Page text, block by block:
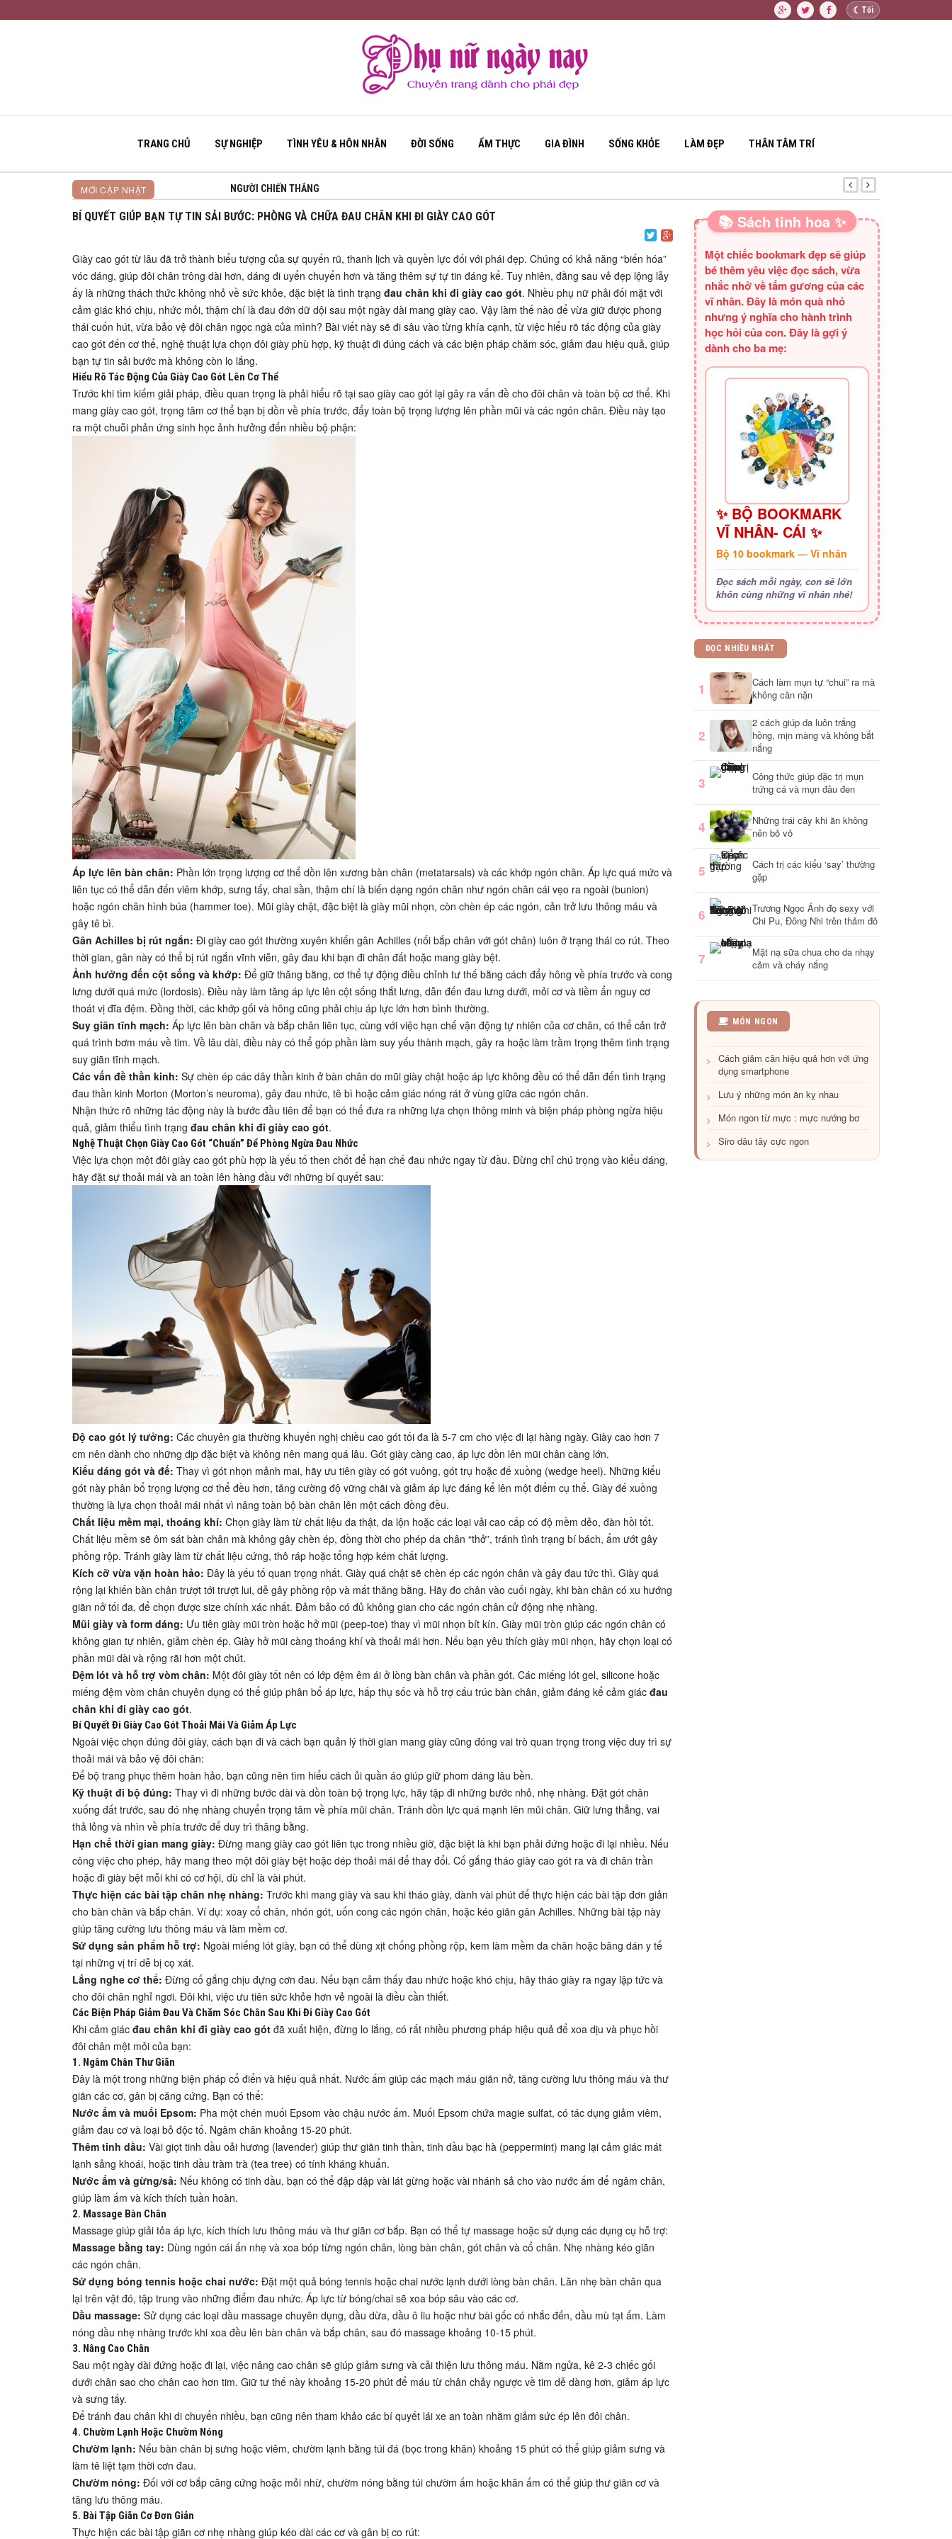
☾ Tối
TRANG CHỦ SỰ NGHIỆP TÌNH YÊU & HÔN NHÂN ĐỜI SỐNG ẨM THỰC GIA ĐÌNH SỐNG KHỎE LÀM ĐẸP THÂN TÂM TRÍ
MỚI CẬP NHẬT NGƯỜI CHIẾN THẮNG
BÍ QUYẾT GIÚP BẠN TỰ TIN SẢI BƯỚC: PHÒNG VÀ CHỮA ĐAU CHÂN KHI ĐI GIÀY CAO GÓT
Giày cao gót từ lâu đã trở thành biểu tượng của sự quyến rũ, thanh lịch và quyền lực đối với phái đẹp. Chúng có khả năng “biến hóa”
vóc dáng, giúp đôi chân trông dài hơn, dáng đi uyển chuyển hơn và tăng thêm sự tự tin đáng kể. Tuy nhiên, đằng sau vẻ đẹp lộng lẫy
ấy là những thách thức không nhỏ về sức khỏe, đặc biệt là tình trạng đau chân khi đi giày cao gót. Nhiều phụ nữ phải đối mặt với
cảm giác khó chịu, nhức mỏi, thậm chí là đau đớn dữ dội sau một ngày dài mang giày cao. Vậy làm thế nào để vừa giữ được phong
thái cuốn hút, vừa bảo vệ đôi chân ngọc ngà của mình? Bài viết này sẽ đi sâu vào từng khía cạnh, từ việc hiểu rõ tác động của giày
cao gót đến cơ thể, nghệ thuật lựa chọn đôi giày phù hợp, kỹ thuật đi đúng cách và các biện pháp chăm sóc, giảm đau hiệu quả, giúp
bạn tự tin sải bước mà không còn lo lắng.
Hiểu Rõ Tác Động Của Giày Cao Gót Lên Cơ Thể
Trước khi tìm kiếm giải pháp, điều quan trọng là phải hiểu rõ tại sao giày cao gót lại gây ra vấn đề cho đôi chân và toàn bộ cơ thể. Khi
mang giày cao gót, trọng tâm cơ thể bạn bị dồn về phía trước, đẩy toàn bộ trọng lượng lên phần mũi và các ngón chân. Điều này tạo
ra một chuỗi phản ứng sinh học ảnh hưởng đến nhiều bộ phận:
Áp lực lên bàn chân: Phần lớn trọng lượng cơ thể dồn lên xương bàn chân (metatarsals) và các khớp ngón chân. Áp lực quá mức và
liên tục có thể dẫn đến viêm khớp, sưng tấy, chai sần, thậm chí là biến dạng ngón chân như ngón chân cái vẹo ra ngoài (bunion)
hoặc ngón chân hình búa (hammer toe). Mũi giày chật, đặc biệt là giày mũi nhọn, còn chèn ép các ngón, cản trở lưu thông máu và
gây tê bì.
Gân Achilles bị rút ngắn: Đi giày cao gót thường xuyên khiến gân Achilles (nối bắp chân với gót chân) luôn ở trạng thái co rút. Theo
thời gian, gân này có thể bị rút ngắn vĩnh viễn, gây đau khi bạn đi chân đất hoặc mang giày bệt.
Ảnh hưởng đến cột sống và khớp: Để giữ thăng bằng, cơ thể tự động điều chỉnh tư thế bằng cách đẩy hông về phía trước và cong
lưng dưới quá mức (lordosis). Điều này làm tăng áp lực lên cột sống thắt lưng, dẫn đến đau lưng dưới, mỏi cơ và tiềm ẩn nguy cơ
thoát vị đĩa đệm. Đồng thời, các khớp gối và hông cũng phải chịu áp lực lớn hơn bình thường.
Suy giãn tĩnh mạch: Áp lực lên bàn chân và bắp chân liên tục, cùng với việc hạn chế vận động tự nhiên của cơ chân, có thể cản trở
quá trình bơm máu về tim. Về lâu dài, điều này có thể góp phần làm suy yếu thành mạch, gây ra hoặc làm trầm trọng thêm tình trạng
suy giãn tĩnh mạch.
Các vấn đề thần kinh: Sự chèn ép các dây thần kinh ở bàn chân do mũi giày chật hoặc áp lực không đều có thể dẫn đến tình trạng
đau thần kinh Morton (Morton’s neuroma), gây đau nhức, tê bì hoặc cảm giác nóng rát ở vùng giữa các ngón chân.
Nhận thức rõ những tác động này là bước đầu tiên để bạn có thể đưa ra những lựa chọn thông minh và biện pháp phòng ngừa hiệu
quả, giảm thiểu tình trạng đau chân khi đi giày cao gót.
Nghệ Thuật Chọn Giày Cao Gót “Chuẩn” Để Phòng Ngừa Đau Nhức
Việc lựa chọn một đôi giày cao gót phù hợp là yếu tố then chốt để hạn chế đau nhức ngay từ đầu. Đừng chỉ chú trọng vào kiểu dáng,
hãy đặt sự thoải mái và an toàn lên hàng đầu với những bí quyết sau:
Độ cao gót lý tưởng: Các chuyên gia thường khuyến nghị chiều cao gót tối đa là 5-7 cm cho việc đi lại hàng ngày. Giày cao hơn 7
cm nên dành cho những dịp đặc biệt và không nên mang quá lâu. Gót giày càng cao, áp lực dồn lên mũi chân càng lớn.
Kiểu dáng gót và đế: Thay vì gót nhọn mảnh mai, hãy ưu tiên giày có gót vuông, gót trụ hoặc đế xuồng (wedge heel). Những kiểu
gót này phân bổ trọng lượng cơ thể đều hơn, tăng cường độ vững chãi và giảm áp lực đáng kể lên một điểm cụ thể. Giày đế xuồng
thường là lựa chọn thoải mái nhất vì nâng toàn bộ bàn chân lên một cách đồng đều.
Chất liệu mềm mại, thoáng khí: Chọn giày làm từ chất liệu da thật, da lộn hoặc các loại vải cao cấp có độ mềm dẻo, đàn hồi tốt.
Chất liệu mềm sẽ ôm sát bàn chân mà không gây chèn ép, đồng thời cho phép da chân “thở”, tránh tình trạng bí bách, ẩm ướt gây
phồng rộp. Tránh giày làm từ chất liệu cứng, thô ráp hoặc tổng hợp kém chất lượng.
Kích cỡ vừa vặn hoàn hảo: Đây là yếu tố quan trọng nhất. Giày quá chật sẽ chèn ép các ngón chân và gây đau tức thì. Giày quá
rộng lại khiến bàn chân trượt tới trượt lui, dễ gây phồng rộp và mất thăng bằng. Hãy đo chân vào cuối ngày, khi bàn chân có xu hướng
giãn nở tối đa, để chọn được size chính xác nhất. Đảm bảo có đủ không gian cho các ngón chân cử động nhẹ nhàng.
Mũi giày và form dáng: Ưu tiên giày mũi tròn hoặc hở mũi (peep-toe) thay vì mũi nhọn bít kín. Giày mũi tròn giúp các ngón chân có
không gian tự nhiên, giảm chèn ép. Giày hở mũi càng thoáng khí và thoải mái hơn. Nếu bạn yêu thích giày mũi nhọn, hãy chọn loại có
phần mũi dài và rộng rãi hơn một chút.
Đệm lót và hỗ trợ vòm chân: Một đôi giày tốt nên có lớp đệm êm ái ở lòng bàn chân và phần gót. Các miếng lót gel, silicone hoặc
miếng đệm vòm chân chuyên dụng có thể giúp phân bổ áp lực, hấp thụ sốc và hỗ trợ cấu trúc bàn chân, giảm đáng kể cảm giác đau
chân khi đi giày cao gót.
Bí Quyết Đi Giày Cao Gót Thoải Mái Và Giảm Áp Lực
Ngoài việc chọn đúng đôi giày, cách bạn đi và cách bạn quản lý thời gian mang giày cũng đóng vai trò quan trọng trong việc duy trì sự
thoải mái và bảo vệ đôi chân:
Để bộ trang phục thêm hoàn hảo, bạn cũng nên tìm hiểu cách ủi quần áo giúp giữ phom dáng lâu bền.
Kỹ thuật đi bộ đúng: Thay vì đi những bước dài và dồn toàn bộ trọng lực, hãy tập đi những bước nhỏ, nhẹ nhàng. Đặt gót chân
xuống đất trước, sau đó nhẹ nhàng chuyển trọng tâm về phía mũi chân. Tránh dồn lực quá mạnh lên mũi chân. Giữ lưng thẳng, vai
thả lỏng và nhìn về phía trước để duy trì thăng bằng.
Hạn chế thời gian mang giày: Đừng mang giày cao gót liên tục trong nhiều giờ, đặc biệt là khi bạn phải đứng hoặc đi lại nhiều. Nếu
công việc cho phép, hãy mang theo một đôi giày bệt hoặc dép thoải mái để thay đổi. Cố gắng tháo giày cao gót ra và đi chân trần
hoặc đi giày bệt mỗi khi có cơ hội, dù chỉ là vài phút.
Thực hiện các bài tập chân nhẹ nhàng: Trước khi mang giày và sau khi tháo giày, dành vài phút để thực hiện các bài tập đơn giản
cho bàn chân và bắp chân. Ví dụ: xoay cổ chân, nhón gót, uốn cong các ngón chân, hoặc kéo giãn gân Achilles. Những bài tập này
giúp tăng cường lưu thông máu và làm mềm cơ.
Sử dụng sản phẩm hỗ trợ: Ngoài miếng lót giày, bạn có thể dùng xịt chống phồng rộp, kem làm mềm da chân hoặc băng dán y tế
tại những vị trí dễ bị cọ xát.
Lắng nghe cơ thể: Đừng cố gắng chịu đựng cơn đau. Nếu bạn cảm thấy đau nhức hoặc khó chịu, hãy tháo giày ra ngay lập tức và
cho đôi chân nghỉ ngơi. Đôi khi, việc ưu tiên sức khỏe hơn vẻ ngoài là điều cần thiết.
Các Biện Pháp Giảm Đau Và Chăm Sóc Chân Sau Khi Đi Giày Cao Gót
Khi cảm giác đau chân khi đi giày cao gót đã xuất hiện, đừng lo lắng, có rất nhiều phương pháp hiệu quả để xoa dịu và phục hồi
đôi chân mệt mỏi của bạn:
1. Ngâm Chân Thư Giãn
Đây là một trong những biện pháp cổ điển và hiệu quả nhất. Nước ấm giúp các mạch máu giãn nở, tăng cường lưu thông máu và thư
giãn các cơ, gân bị căng cứng. Bạn có thể:
Nước ấm và muối Epsom: Pha một chén muối Epsom vào chậu nước ấm. Muối Epsom chứa magie sulfat, có tác dụng giảm viêm,
giảm đau cơ và loại bỏ độc tố. Ngâm chân khoảng 15-20 phút.
Thêm tinh dầu: Vài giọt tinh dầu oải hương (lavender) giúp thư giãn tinh thần, tinh dầu bạc hà (peppermint) mang lại cảm giác mát
lạnh sảng khoái, hoặc tinh dầu tràm trà (tea tree) có tính kháng khuẩn.
Nước ấm và gừng/sả: Nếu không có tinh dầu, bạn có thể đập dập vài lát gừng hoặc vài nhánh sả cho vào nước ấm để ngâm chân,
giúp làm ấm và kích thích tuần hoàn.
2. Massage Bàn Chân
Massage giúp giải tỏa áp lực, kích thích lưu thông máu và thư giãn cơ bắp. Bạn có thể tự massage hoặc sử dụng các dụng cụ hỗ trợ:
Massage bằng tay: Dùng ngón cái ấn nhẹ và xoa bóp từng ngón chân, lòng bàn chân, gót chân và cổ chân. Nhẹ nhàng kéo giãn
các ngón chân.
Sử dụng bóng tennis hoặc chai nước: Đặt một quả bóng tennis hoặc chai nước lạnh dưới lòng bàn chân. Lăn nhẹ bàn chân qua
lại trên vật đó, tập trung vào những điểm đau nhức. Áp lực từ bóng/chai sẽ xoa bóp sâu vào các cơ.
Dầu massage: Sử dụng các loại dầu massage chuyên dụng, dầu dừa, dầu ô liu hoặc như bài gốc có nhắc đến, dầu mù tạt ấm. Làm
nóng dầu nhẹ nhàng trước khi xoa đều lên bàn chân và bắp chân, sau đó massage khoảng 10-15 phút.
3. Nâng Cao Chân
Sau một ngày dài đứng hoặc đi lại, việc nâng cao chân sẽ giúp giảm sưng và cải thiện lưu thông máu. Nằm ngửa, kê 2-3 chiếc gối
dưới chân sao cho chân cao hơn tim. Giữ tư thế này khoảng 15-20 phút để máu từ chân chảy ngược về tim dễ dàng hơn, giảm áp lực
và sưng tấy.
Để tránh đau chân khi di chuyển nhiều, bạn cũng nên tham khảo các bí quyết lái xe an toàn nhằm giảm sức ép lên đôi chân.
4. Chườm Lạnh Hoặc Chườm Nóng
Chườm lạnh: Nếu bàn chân bị sưng hoặc viêm, chườm lạnh bằng túi đá (bọc trong khăn) khoảng 15 phút có thể giúp giảm sưng và
làm tê liệt tạm thời cơn đau.
Chườm nóng: Đối với cơ bắp căng cứng hoặc mỏi nhừ, chườm nóng bằng túi chườm ấm hoặc khăn ấm có thể giúp thư giãn cơ và
tăng lưu thông máu.
5. Bài Tập Giãn Cơ Đơn Giản
Thực hiện các bài tập giãn cơ nhẹ nhàng giúp kéo dài các cơ và gân bị co rút:
SÁCH HAY CHO BA MẸ
📚 Sách tinh hoa ✨
Một chiếc bookmark đẹp sẽ giúp
bé thêm yêu việc đọc sách, vừa
nhắc nhở về tấm gương của các
vĩ nhân. Đây là món quà nhỏ
nhưng ý nghĩa cho hành trình
học hỏi của con. Đây là gợi ý
dành cho ba mẹ:
✨ BỘ BOOKMARK
VĨ NHÂN- CÁI ✨
Bộ 10 bookmark — Vĩ nhân
Đọc sách mỗi ngày, con sẽ lớn
khôn cùng những vĩ nhân nhé!
ĐỌC NHIỀU NHẤT
1
Cách làm mụn tự “chui” ra mà
không cần nặn
2
2 cách giúp da luôn trắng
hồng, mịn màng và không bắt
nắng
3
Công thức giúp đặc trị mụn
trứng cá và mụn đầu đen
4
Những trái cây khi ăn không
nên bỏ vỏ
5
Cách trị các kiểu ‘say’ thường
gặp
6
Trương Ngọc Ánh đọ sexy với
Chi Pu, Đông Nhi trên thảm đỏ
7
Mặt nạ sữa chua cho da nhạy
cảm và cháy nắng
MÓN NGON
Cách giảm cân hiệu quả hơn với ứng
dụng smartphone
Lưu ý những món ăn kỵ nhau
Món ngon từ mực : mực nướng bơ
Siro dâu tây cực ngon